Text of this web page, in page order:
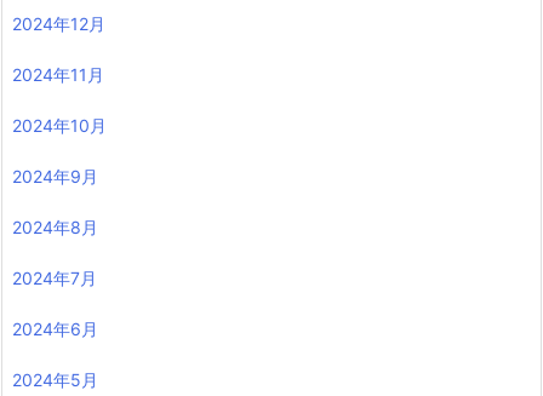
2024年12月
2024年11月
2024年10月
2024年9月
2024年8月
2024年7月
2024年6月
2024年5月